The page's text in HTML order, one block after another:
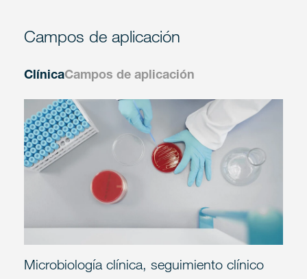
Campos de aplicación
ClínicaCampos de aplicación
Microbiología clínica, seguimiento clínico